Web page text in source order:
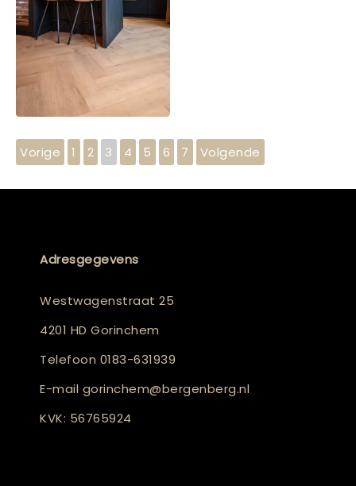
Vorige 1 2 3 4 5 6 7 Volgende
Adresgegevens
Westwagenstraat 25
4201 HD Gorinchem
Telefoon 0183-631939
E-mail gorinchem@bergenberg.nl
KVK: 56765924